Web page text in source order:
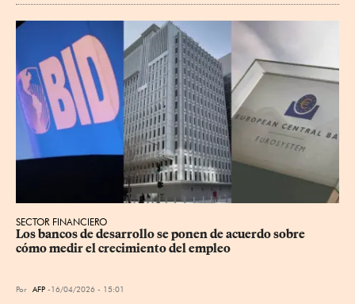
SECTOR FINANCIERO
Los bancos de desarrollo se ponen de acuerdo sobre
cómo medir el crecimiento del empleo
Por AFP 16/04/2026 - 15:01